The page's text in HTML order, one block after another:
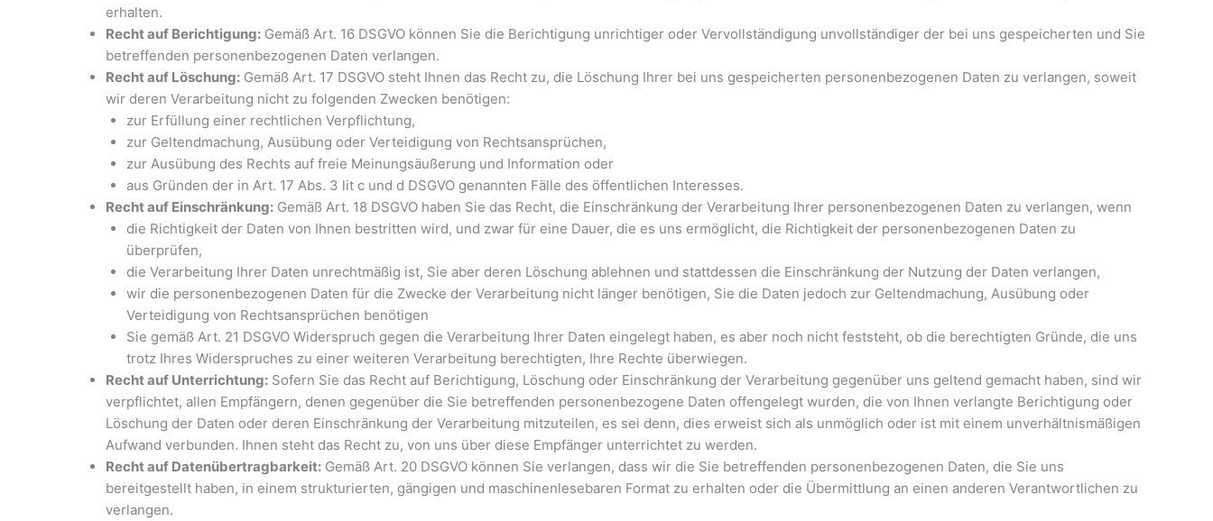
erhalten.
Recht auf Berichtigung: Gemäß Art. 16 DSGVO können Sie die Berichtigung unrichtiger oder Vervollständigung unvollständiger der bei uns gespeicherten und Sie
betreffenden personenbezogenen Daten verlangen.
Recht auf Löschung: Gemäß Art. 17 DSGVO steht Ihnen das Recht zu, die Löschung Ihrer bei uns gespeicherten personenbezogenen Daten zu verlangen, soweit
wir deren Verarbeitung nicht zu folgenden Zwecken benötigen:
zur Erfüllung einer rechtlichen Verpflichtung,
zur Geltendmachung, Ausübung oder Verteidigung von Rechtsansprüchen,
zur Ausübung des Rechts auf freie Meinungsäußerung und Information oder
aus Gründen der in Art. 17 Abs. 3 lit c und d DSGVO genannten Fälle des öffentlichen Interesses.
Recht auf Einschränkung: Gemäß Art. 18 DSGVO haben Sie das Recht, die Einschränkung der Verarbeitung Ihrer personenbezogenen Daten zu verlangen, wenn
die Richtigkeit der Daten von Ihnen bestritten wird, und zwar für eine Dauer, die es uns ermöglicht, die Richtigkeit der personenbezogenen Daten zu
überprüfen,
die Verarbeitung Ihrer Daten unrechtmäßig ist, Sie aber deren Löschung ablehnen und stattdessen die Einschränkung der Nutzung der Daten verlangen,
wir die personenbezogenen Daten für die Zwecke der Verarbeitung nicht länger benötigen, Sie die Daten jedoch zur Geltendmachung, Ausübung oder
Verteidigung von Rechtsansprüchen benötigen
Sie gemäß Art. 21 DSGVO Widerspruch gegen die Verarbeitung Ihrer Daten eingelegt haben, es aber noch nicht feststeht, ob die berechtigten Gründe, die uns
trotz Ihres Widerspruches zu einer weiteren Verarbeitung berechtigten, Ihre Rechte überwiegen.
Recht auf Unterrichtung: Sofern Sie das Recht auf Berichtigung, Löschung oder Einschränkung der Verarbeitung gegenüber uns geltend gemacht haben, sind wir
verpflichtet, allen Empfängern, denen gegenüber die Sie betreffenden personenbezogene Daten offengelegt wurden, die von Ihnen verlangte Berichtigung oder
Löschung der Daten oder deren Einschränkung der Verarbeitung mitzuteilen, es sei denn, dies erweist sich als unmöglich oder ist mit einem unverhältnismäßigen
Aufwand verbunden. Ihnen steht das Recht zu, von uns über diese Empfänger unterrichtet zu werden.
Recht auf Datenübertragbarkeit: Gemäß Art. 20 DSGVO können Sie verlangen, dass wir die Sie betreffenden personenbezogenen Daten, die Sie uns
bereitgestellt haben, in einem strukturierten, gängigen und maschinenlesebaren Format zu erhalten oder die Übermittlung an einen anderen Verantwortlichen zu
verlangen.